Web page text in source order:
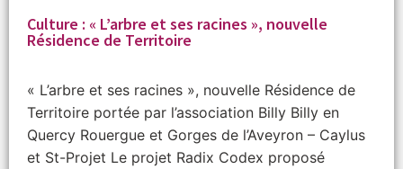
Culture : « L’arbre et ses racines », nouvelle
Résidence de Territoire
« L’arbre et ses racines », nouvelle Résidence de
Territoire portée par l’association Billy Billy en
Quercy Rouergue et Gorges de l’Aveyron – Caylus
et St-Projet Le projet Radix Codex proposé